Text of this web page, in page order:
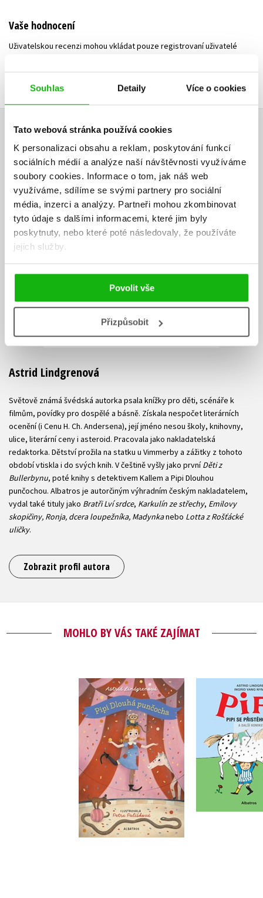
Souhlas Detaily Více o cookies
Tato webová stránka používá cookies
K personalizaci obsahu a reklam, poskytování funkcí
sociálních médií a analýze naší návštěvnosti využíváme
soubory cookies. Informace o tom, jak náš web
využíváme, sdílíme se svými partnery pro sociální
média, inzerci a analýzy. Partneři mohou zkombinovat
tyto údaje s dalšími informacemi, které jim byly
poskytnuty, nebo které poté následovaly, že používáte
jejich služby.
Povolit vše
Přizpůsobit
Vaše hodnocení
Uživatelskou recenzi mohou vkládat pouze registrovaní uživatelé
Přihlásit
AUTOR KNIHY
Astrid Lindgrenová
Světově známá švédská autorka psala knížky pro děti, scénáře k
filmům, povídky pro dospělé a básně. Získala nespočet literárních
ocenění (i Cenu H. Ch. Andersena), její jméno nesou školy, knihovny,
ulice, literární ceny i asteroid. Pracovala jako nakladatelská
redaktorka. Dětství prožila na statku u Vimmerby a zážitky z tohoto
období vtiskla i do svých knih. V češtině vyšly jako prvníDěti z
Bullerbynu, poté knihy s detektivem Kallem a Pipi Dlouhou
punčochou. Albatros je autorčiným výhradním českým nakladatelem,
vydal také tituly jako Bratři Lví srdce, Karkulín ze střechy, Emilovy
skopičiny, Ronja, dcera loupežníka, Madynkanebo Lotta z Rošťácké
uličky.
Zobrazit profil autora
MOHLO BY VÁS TAKÉ ZAJÍMAT
Pipi Dlouhá
punčocha
Astrid Lindgrenová
Do košíku
399 Kč
319 Kč
Pipi se
Astrid
Do